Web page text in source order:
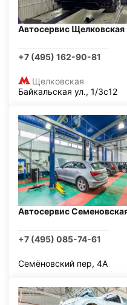
Автосервис Щелковская
+7 (495) 162-90-81
Щелковская
Байкальская ул., 1/3с12
Автосервис
+7 (495) 085-74-61
Семёновский пер, 4А